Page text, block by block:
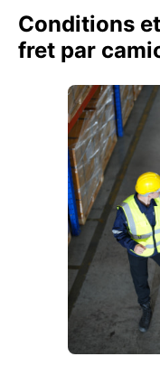
Conditions
fret par